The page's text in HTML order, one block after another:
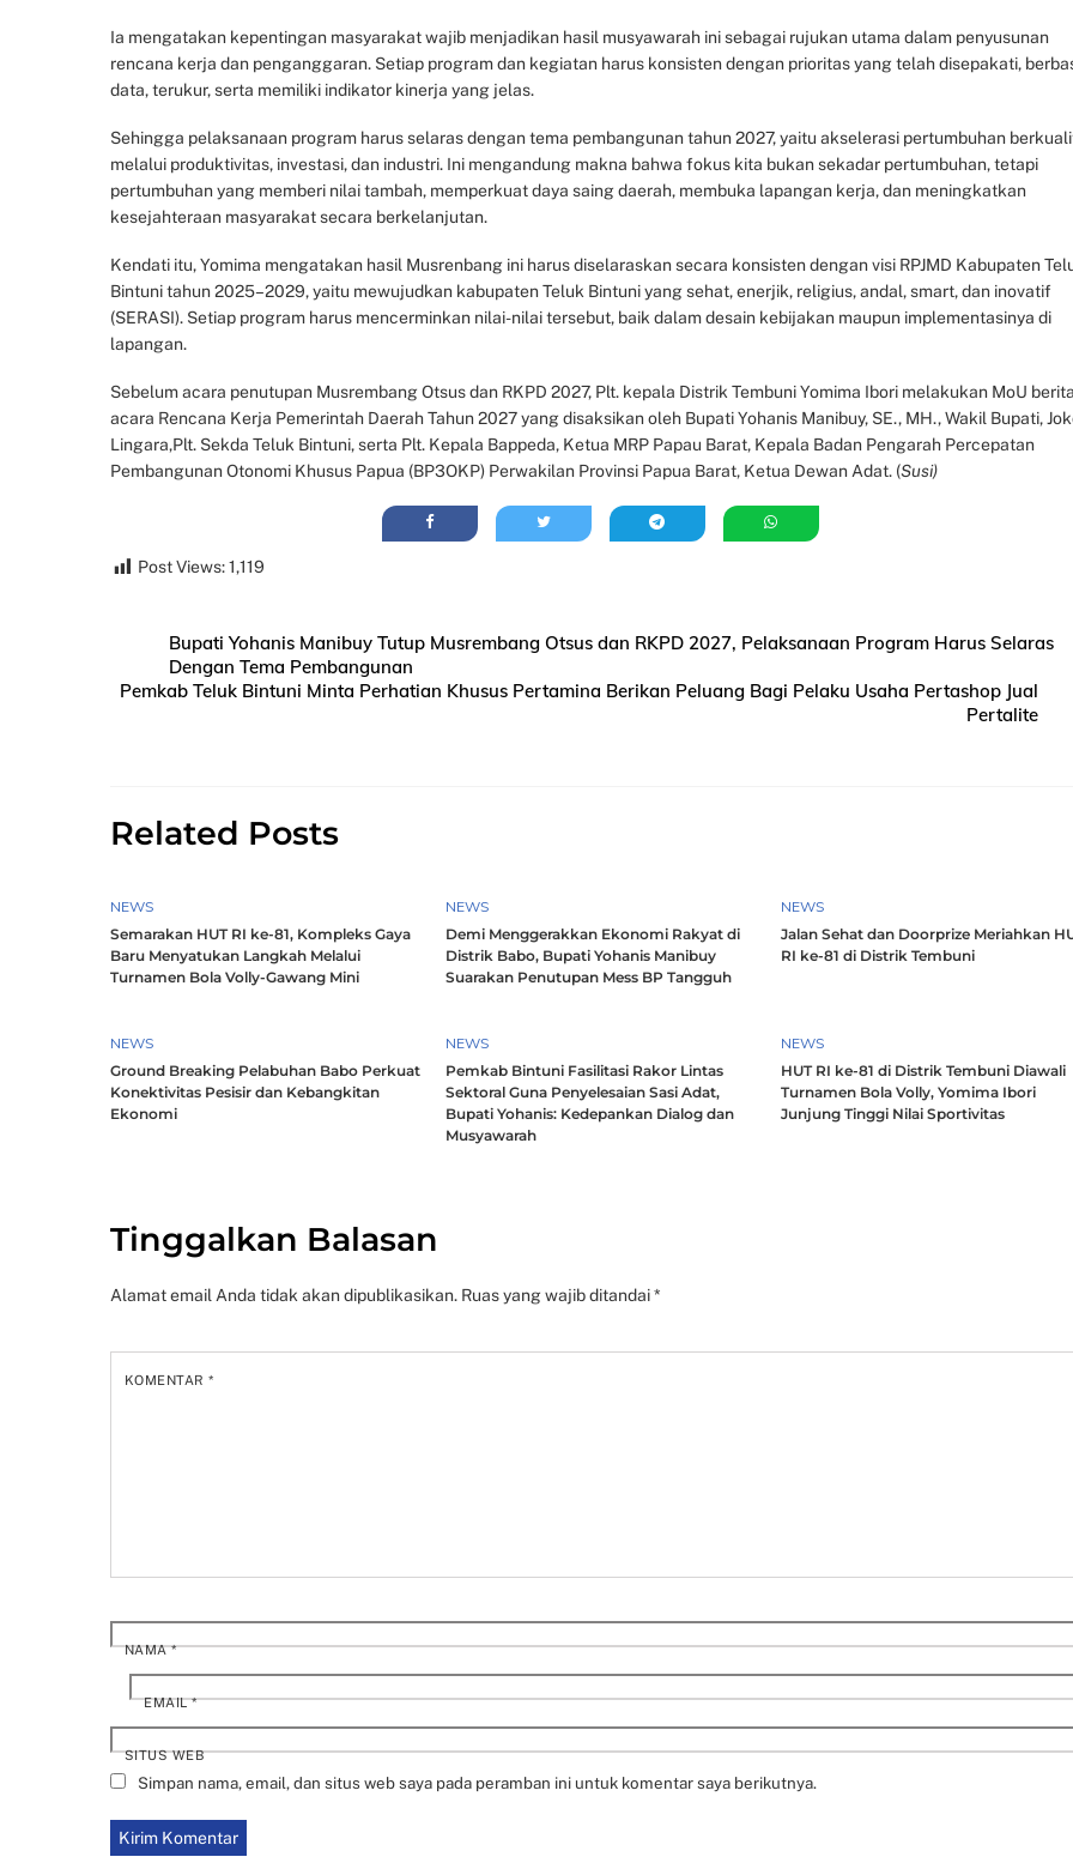
Ia mengatakan kepentingan masyarakat wajib menjadikan hasil musyawarah ini sebagai rujukan utama dalam penyusunan
rencana kerja dan penganggaran. Setiap program dan kegiatan harus konsisten dengan prioritas yang telah disepakati,
data, terukur, serta memiliki indikator kinerja yang jelas.
Sehingga pelaksanaan program harus selaras dengan tema pembangunan tahun 2027, yaitu akselerasi pertumbuhan
melalui produktivitas, investasi, dan industri. Ini mengandung makna bahwa fokus kita bukan sekadar pertumbuhan, tetapi
pertumbuhan yang memberi nilai tambah, memperkuat daya saing daerah, membuka lapangan kerja, dan meningkatkan
kesejahteraan masyarakat secara berkelanjutan.
Kendati itu, Yomima mengatakan hasil Musrenbang ini harus diselaraskan secara konsisten dengan visi RPJMD Kabupaten
Bintuni tahun 2025–2029, yaitu mewujudkan kabupaten Teluk Bintuni yang sehat, enerjik, religius, andal, smart, dan inovatif
(SERASI). Setiap program harus mencerminkan nilai-nilai tersebut, baik dalam desain kebijakan maupun implementasinya di
lapangan.
Sebelum acara penutupan Musrembang Otsus dan RKPD 2027, Plt. kepala Distrik Tembuni Yomima Ibori melakukan MoU berita
acara Rencana Kerja Pemerintah Daerah Tahun 2027 yang disaksikan oleh Bupati Yohanis Manibuy, SE., MH., Wakil Bupati,
Lingara,Plt. Sekda Teluk Bintuni, serta Plt. Kepala Bappeda, Ketua MRP Papau Barat, Kepala Badan Pengarah Percepatan
Pembangunan Otonomi Khusus Papua (BP3OKP) Perwakilan Provinsi Papua Barat, Ketua Dewan Adat. (Susi)
Post Views:1,119
Bupati Yohanis Manibuy Tutup Musrembang Otsus dan RKPD 2027, Pelaksanaan Program Harus Selaras
Dengan Tema Pembangunan
Pemkab Teluk Bintuni Minta Perhatian Khusus Pertamina Berikan Peluang Bagi Pelaku Usaha Pertashop Jual
Pertalite
Related Posts
NEWS
Semarakan HUT RI ke-81, Kompleks Gaya
Baru Menyatukan Langkah Melalui
Turnamen Bola Volly-Gawang Mini
NEWS
Demi Menggerakkan Ekonomi Rakyat di
Distrik Babo, Bupati Yohanis Manibuy
Suarakan Penutupan Mess BP Tangguh
NEWS
Jalan Sehat dan Doorprize Meriahkan
RI ke-81 di Distrik Tembuni
NEWS
Ground Breaking Pelabuhan Babo Perkuat
Konektivitas Pesisir dan Kebangkitan
Ekonomi
NEWS
Pemkab Bintuni Fasilitasi Rakor Lintas
Sektoral Guna Penyelesaian Sasi Adat,
Bupati Yohanis: Kedepankan Dialog dan
Musyawarah
NEWS
HUT RI ke-81 di Distrik Tembuni Diawali
Turnamen Bola Volly, Yomima Ibori
Junjung Tinggi Nilai Sportivitas
Tinggalkan Balasan
Alamat email Anda tidak akan dipublikasikan. Ruas yang wajib ditandai*
KOMENTAR*
NAMA*
EMAIL*
SITUS WEB
Simpan nama, email, dan situs web saya pada peramban ini untuk komentar saya berikutnya.